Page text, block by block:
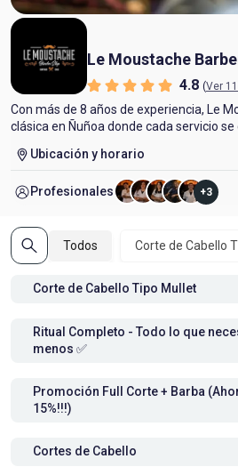
Le Moustache
4.8 (Ver
Con más de 8 años de experiencia, Le
clásica en Ñuñoa donde cada servicio
estacionamientos gratuitos, ofrecemos
para el caballero moderno.
Ubicación y horario
Profesionales +3
Todos Corte de Cabello
Corte de Cabello Tipo Mullet
Ritual Completo - Todo lo que
menos ✅
Promoción Full Corte + Barba
15%!!!)
Cortes de Cabello